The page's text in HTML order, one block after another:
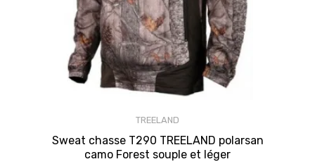
TREELAND
Sweat chasse T290 TREELAND polarsan
camo Forest souple et léger